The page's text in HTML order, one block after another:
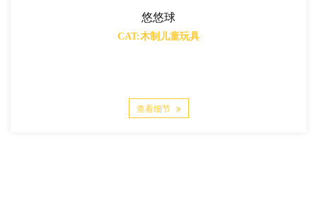
悠悠球
CAT:木制儿童玩具
查看细节